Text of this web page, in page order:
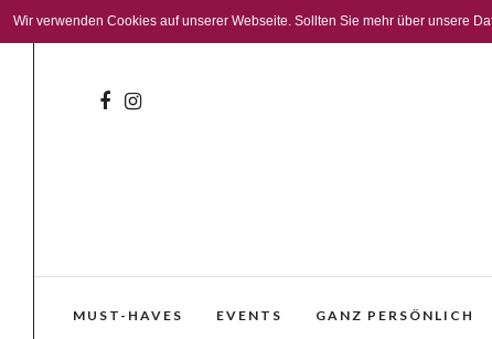
Wir verwenden Cookies auf unserer Webseite. Sollten Sie mehr über unsere
MUST-HAVES EVENTS GANZ PERSÖNLICH